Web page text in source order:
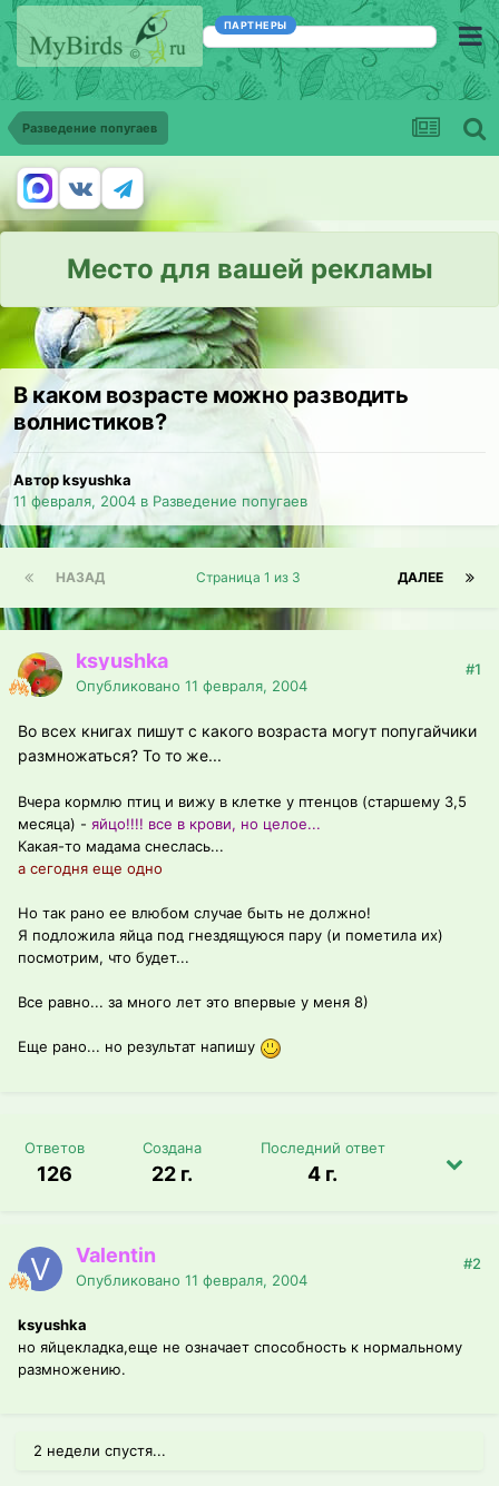
ПАРТНЕРЫ
Разведение попугаев
Место для вашей рекламы
В каком возрасте можно разводить
волнистиков?
Автор ksyushka
11 февраля, 2004 в Разведение попугаев
НАЗАД ДАЛЕЕ
Страница 1 из 3
ksyushka
Опубликовано 11 февраля, 2004
#1
Во всех книгах пишут с какого возраста могут попугайчики
размножаться? То то же...
Вчера кормлю птиц и вижу в клетке у птенцов (старшему 3,5
месяца) - яйцо!!!! все в крови, но целое...
Какая-то мадама снеслась...
а сегодня еще одно
Но так рано ее влюбом случае быть не должно!
Я подложила яйца под гнездящуюся пару (и пометила их)
посмотрим, что будет...
Все равно... за много лет это впервые у меня 8)
Еще рано... но результат напишу
Ответов
126
Создана
22 г.
Последний ответ
4 г.
Valentin
Опубликовано 11 февраля, 2004
#2
ksyushka
но яйцекладка,еще не означает способность к нормальному
размножению.
2 недели спустя...